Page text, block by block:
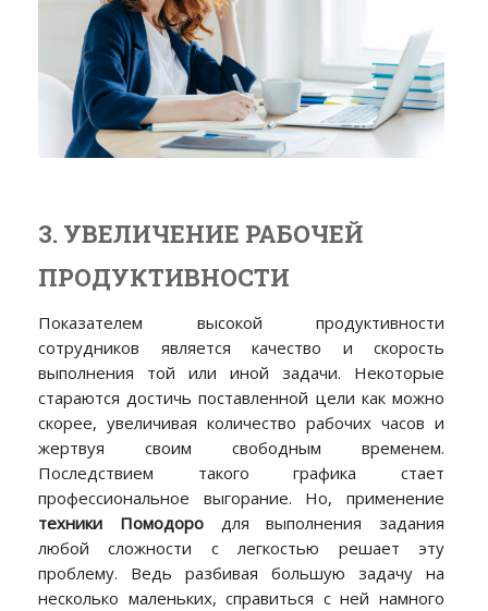
3. УВЕЛИЧЕНИЕ РАБОЧЕЙ
ПРОДУКТИВНОСТИ
Показателем высокой продуктивности
сотрудников является качество и скорость
выполнения той или иной задачи. Некоторые
стараются достичь поставленной цели как можно
скорее, увеличивая количество рабочих часов и
жертвуя своим свободным временем.
Последствием такого графика стает
профессиональное выгорание. Но, применение
техники Помодородля выполнения задания
любой сложности с легкостью решает эту
проблему. Ведь разбивая большую задачу на
несколько маленьких, справиться с ней намного